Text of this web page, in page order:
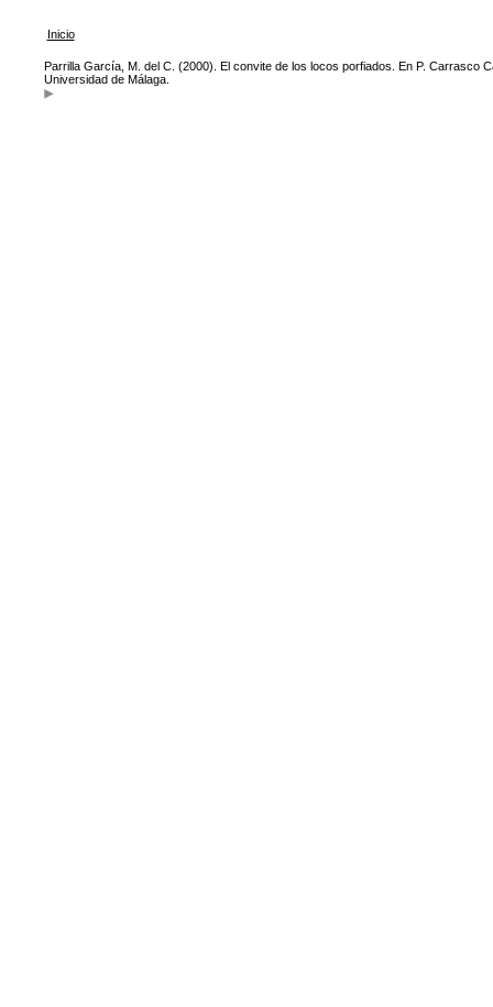
Inicio
Parrilla García, M. del C. (2000). El convite de los locos porfiados. En P. Carrasco
Universidad de Málaga.